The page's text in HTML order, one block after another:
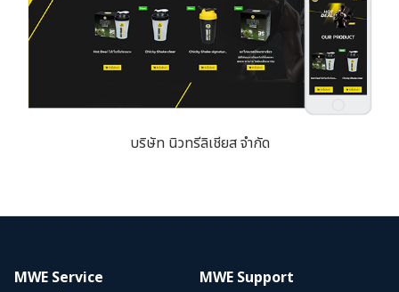
บริษัท นิวทรีลิเชียส จำกัด
MWE Service MWE Support